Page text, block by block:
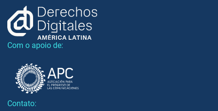
Com o apoio de:
Contato: